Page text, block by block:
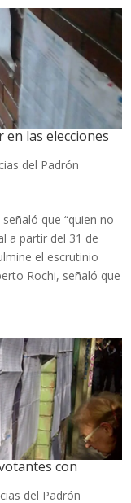
en las elecciones
del Padrón
que “quien no
a partir del 31 de
el escrutinio
Rochi, señaló que
con
del Padrón